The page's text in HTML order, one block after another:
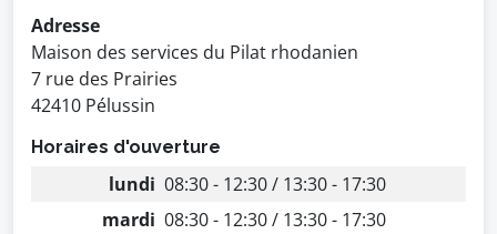
Adresse
Maison des services du Pilat rhodanien
7 rue des Prairies
42410 Pélussin
Horaires d'ouverture
lundi 08:30 - 12:30 / 13:30 - 17:30
mardi 08:30 - 12:30 / 13:30 - 17:30